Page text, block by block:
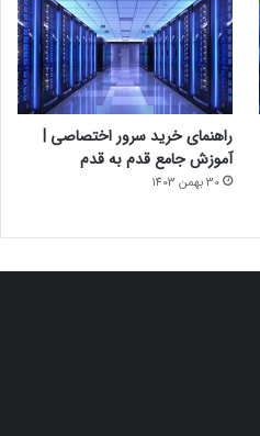
راهنمای خرید سرور اختصاصی |
آموزش جامع قدم به قدم
30 بهمن 1403